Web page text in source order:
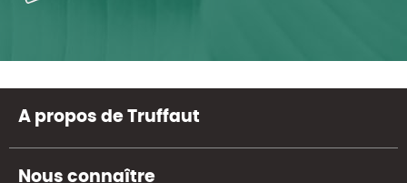
A propos de Truffaut
Nous connaître